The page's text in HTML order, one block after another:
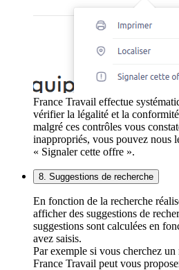
France Travail effectue
vérifier la légalité et la
malgré ces contrôles vous
inappropriés, vous pouvez nous
« Signaler cette offre ».
8. Suggestions de recherche
En fonction de la recherche
afficher des suggestions de
suggestions sont calculées en
avez saisis.
Par exemple si vous cherchez
France Travail peut vous